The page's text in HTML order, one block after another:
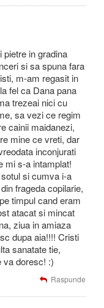
in gradina
si sa spuna fara
m-am regasit in
fel ca Dana pana
trezeai nici cu
sa vezi ce regim
cainii maidanezi,
mine ce vreti, dar
inconjurati
mi s-a intamplat!
si cumva i-a
frageda copilarie,
timpul cand eram
atacat si mincat
ziua in amiaza
dupa aia!!!! Cristi
sanatate tie,
va doresc! :)
Raspunde